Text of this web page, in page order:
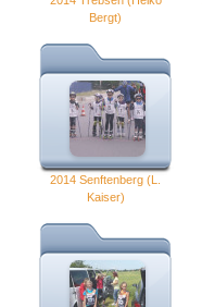
Bergt)
2014 Senftenberg (L.
Kaiser)